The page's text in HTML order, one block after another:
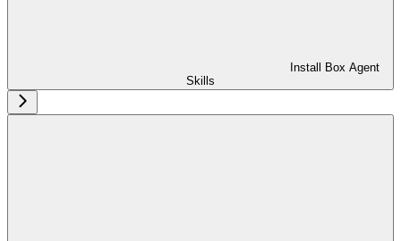
Install Box Agent
Skills